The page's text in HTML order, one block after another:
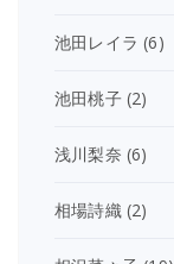
池田レイラ (6)
池田桃子(2)
浅川梨奈 (6)
相場詩織(2)